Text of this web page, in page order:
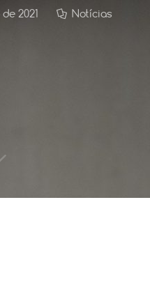
2021 Notícias